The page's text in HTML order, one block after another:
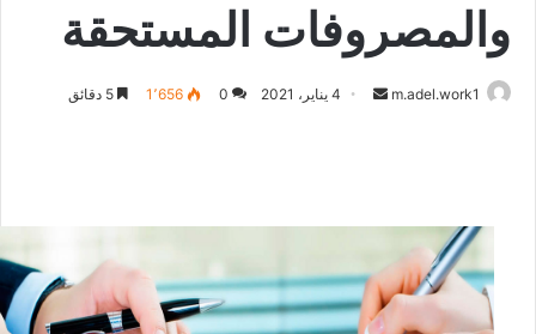
والمصروفات المستحقة
m.adel.work1
أرسل 4 يناير، 2021 0 1٬656